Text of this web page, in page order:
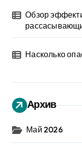
Обзор
Насколько
Архив
Май 2026